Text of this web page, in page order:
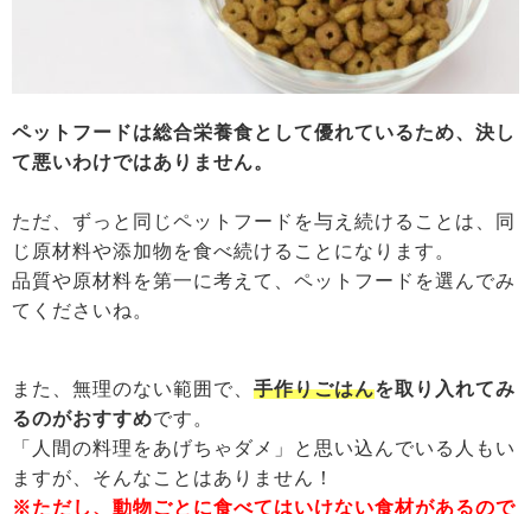
ペットフードは総合栄養食として優れているため、決し
て悪いわけではありません。
ただ、ずっと同じペットフードを与え続けることは、同
じ原材料や添加物を食べ続けることになります。
品質や原材料を第一に考えて、ペットフードを選んでみ
てくださいね。
また、無理のない範囲で、 手作りごはんを取り入れてみ
るのがおすすめです。
「人間の料理をあげちゃダメ」と思い込んでいる人もい
ますが、そんなことはありません！
※ただし、動物ごとに食べてはいけない食材があるので